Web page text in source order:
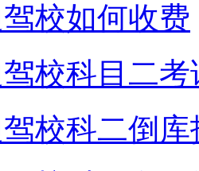
校如何收费
校科目二考
校科二倒库